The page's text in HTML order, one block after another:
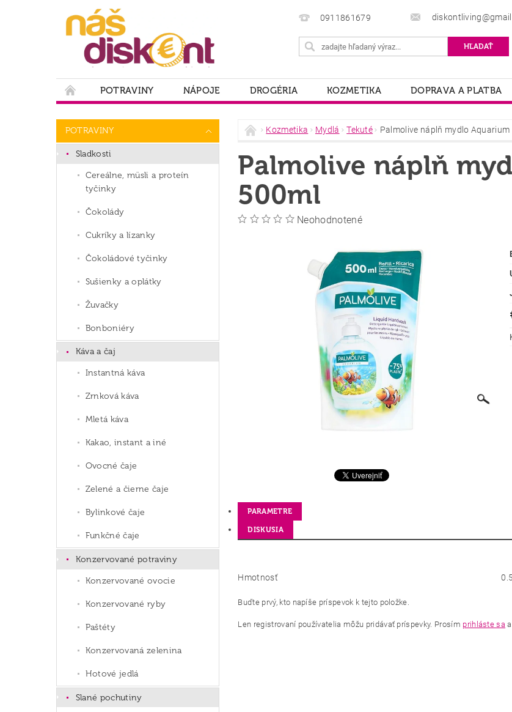
0911861679
POTRAVINY NÁPOJE DROGÉRIA KOZMETIKA DOPRAVA A PLATBA
POTRAVINY
Sladkosti
Cereálne, müsli a proteín
tyčinky
Čokolády
Cukríky a lízanky
Čokoládové tyčinky
Sušienky a oplátky
Žuvačky
Bonboniéry
Káva a čaj
Instantná káva
Zrnková káva
Mletá káva
Kakao, instant a iné
Ovocné čaje
Zelené a čierne čaje
Bylinkové čaje
Funkčné čaje
Konzervované potraviny
Konzervované ovocie
Konzervované ryby
Paštéty
Konzervovaná zelenina
Hotové jedlá
Slané pochutiny
Kozmetika Mydlá Tekuté Palmolive náplň mydlo Aquarium
Palmolive náplň
500ml
Neohodnotené
PARAMETRE
DISKUSIA
Hmotnosť
Buďte prvý, kto napíše príspevok k tejto položke.
Len registrovaní používatelia môžu pridávať príspevky. Prosím prihláste sa